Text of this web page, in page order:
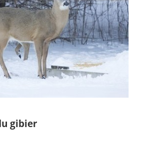
gibier